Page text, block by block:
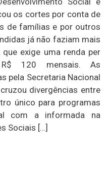
os cortes por conta de
de famílias e por outros
já não faziam mais
exige uma renda per
120 mensais. As
pela Secretaria Nacional
divergências entre
único para programas
com a informada na
Sociais […]